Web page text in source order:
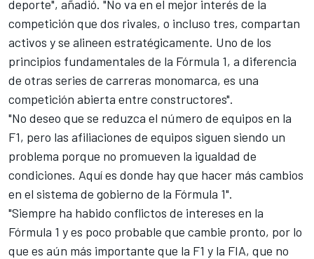
deporte", añadió. "No va en el mejor interés de la
competición que dos rivales, o incluso tres, compartan
activos y se alineen estratégicamente. Uno de los
principios fundamentales de la Fórmula 1, a diferencia
de otras series de carreras monomarca, es una
competición abierta entre constructores".
"No deseo que se reduzca el número de equipos en la
F1, pero las afiliaciones de equipos siguen siendo un
problema porque no promueven la igualdad de
condiciones. Aquí es donde hay que hacer más cambios
en el sistema de gobierno de la Fórmula 1".
"Siempre ha habido conflictos de intereses en la
Fórmula 1 y es poco probable que cambie pronto, por lo
que es aún más importante que la F1 y la FIA, que no